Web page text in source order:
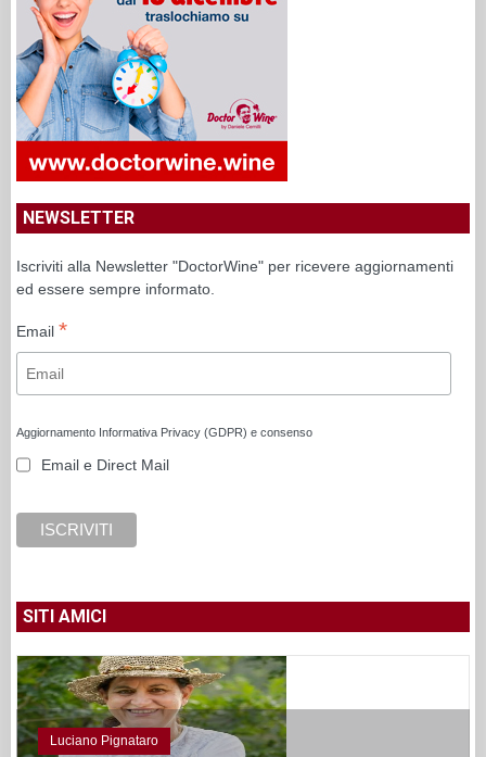
NEWSLETTER
Iscriviti alla Newsletter "DoctorWine" per ricevere aggiornamenti
ed essere sempre informato.
Email *
Aggiornamento Informativa Privacy (GDPR) e consenso
Email e Direct Mail
SITI AMICI
Luciano Pignataro